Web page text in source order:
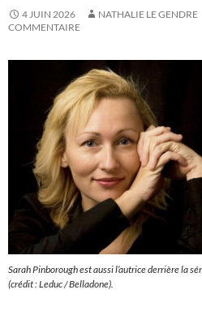
4 JUIN 2026 NATHALIE LE GENDRE
COMMENTAIRE
Sarah Pinborough est aussi l’autrice derrière la
(crédit : Leduc / Belladone).